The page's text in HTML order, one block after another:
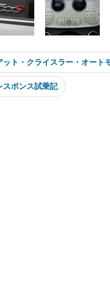
ット・クライスラー・オート
スポンス試乗記